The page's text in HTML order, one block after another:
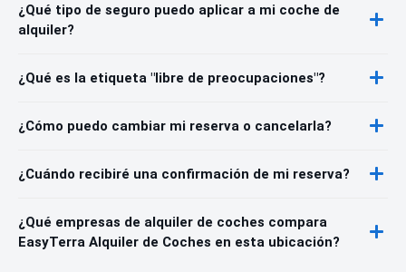
¿Qué tipo de seguro puedo aplicar a mi coche de
alquiler?
¿Qué es la etiqueta "libre de preocupaciones"?
¿Cómo puedo cambiar mi reserva o cancelarla?
¿Cuándo recibiré una confirmación de mi reserva?
¿Qué empresas de alquiler de coches compara
EasyTerra Alquiler de Coches en esta ubicación?